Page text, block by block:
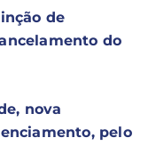
de
do
nova
pelo